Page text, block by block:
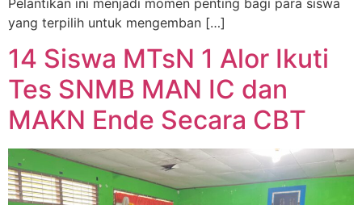
yang terpilih untuk mengemban […]
14 Siswa MTsN 1 Alor Ikuti
Tes SNMB MAN IC dan
MAKN Ende Secara CBT